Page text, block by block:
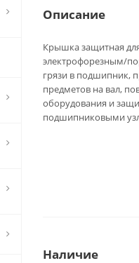
Описание
Крышка защитная
электрофорезным/
грязи в подшипник,
предметов на вал,
оборудования и
подшипниковыми
Наличие